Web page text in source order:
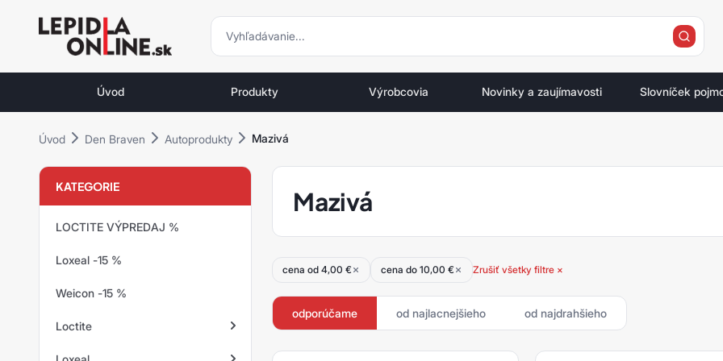
Priemyselné
lepidlá
Loctite
vyhľadávanie
vyhľadávanie
Úvod Produkty Výrobcovia Novinky a zaujímavosti Slovníček
Úvod Den Braven Autoprodukty Mazivá
KATEGORIE
LOCTITE VÝPREDAJ %
Loxeal -15 %
Weicon -15 %
Loctite
Mazivá
cena od 4,00 € cena do 10,00 € Zrušiť všetky filtre ×
odporúčame od najlacnejšieho od najdrahšieho